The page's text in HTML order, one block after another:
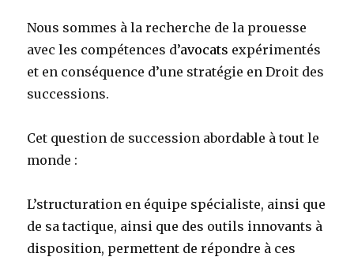
Nous sommes à la recherche de la prouesse
avec les compétences d’avocats expérimentés
et en conséquence d’une stratégie en Droit des
successions.
Cet question de succession abordable à tout le
monde :
L’structuration en équipe spécialiste, ainsi que
de sa tactique, ainsi que des outils innovants à
disposition, permettent de répondre à ces